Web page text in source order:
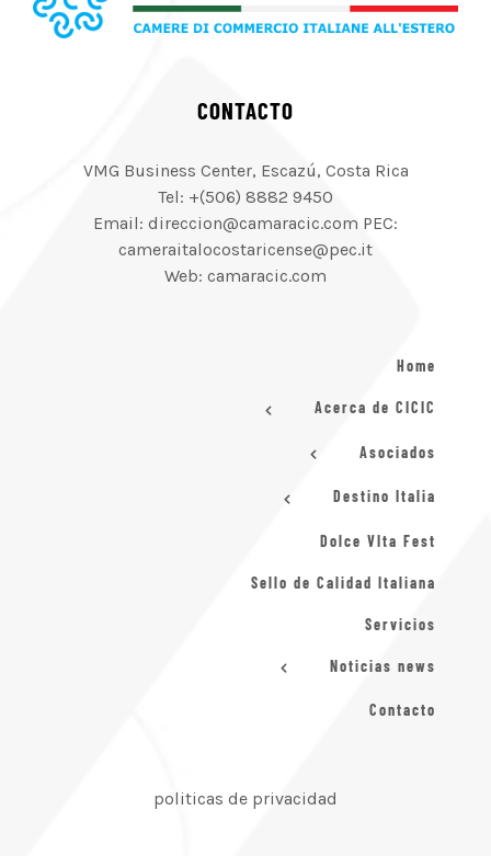
CONTACTO
VMG Business Center, Escazú, Costa Rica
Tel: +(506) 8882 9450
Email: direccion@camaracic.com PEC:
cameraitalocostaricense@pec.it
Web: camaracic.com
Home
Acerca de CICIC
Asociados
Destino Italia
Dolce VIta Fest
Sello de Calidad Italiana
Servicios
Noticias news
Contacto
politicas de privacidad